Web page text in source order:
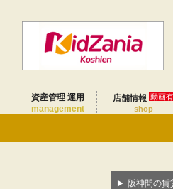
資産管理 運用
management
店舗情報 動画有
shop
阪神間の